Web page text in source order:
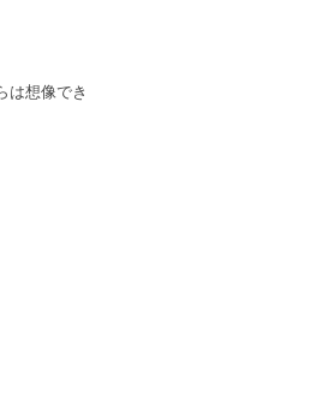
は想像でき